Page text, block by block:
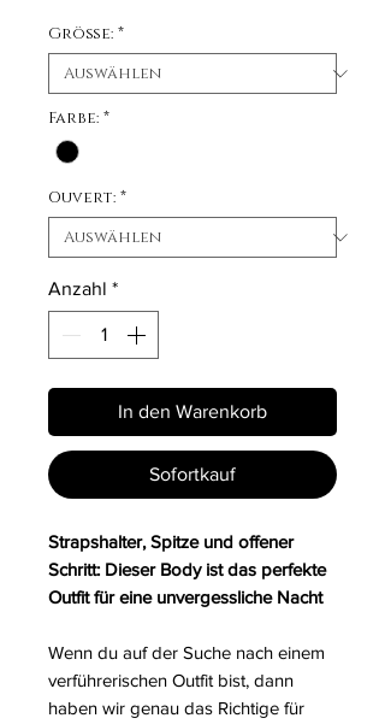
Größe: *
Farbe: *
Ouvert: *
Anzahl *
In den Warenkorb
Sofortkauf
Strapshalter, Spitze und offener
Schritt: Dieser Body ist das perfekte
Outfit für eine unvergessliche Nacht
Wenn du auf der Suche nach einem
verführerischen Outfit bist, dann
haben wir genau das Richtige für